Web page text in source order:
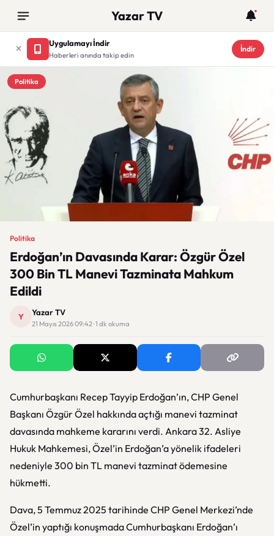
Yazar TV
Uygulamayı İndir
Haberleri anında takip edin
İndir
Politika
Politika
Erdoğan’ın Davasında Karar: Özgür Özel
300 Bin TL Manevi Tazminata Mahkum
Edildi
Y Yazar TV
21 Mayıs 2026 09:42 · 1 dk okuma
Cumhurbaşkanı Recep Tayyip Erdoğan’ın, CHP Genel
Başkanı Özgür Özel hakkında açtığı manevi tazminat
davasında mahkeme kararını verdi. Ankara 32. Asliye
Hukuk Mahkemesi, Özel’in Erdoğan’a yönelik ifadeleri
nedeniyle 300 bin TL manevi tazminat ödemesine
hükmetti.
Dava, 5 Temmuz 2025 tarihinde CHP Genel Merkezi’nde
Özel’in yaptığı konuşmada Cumhurbaşkanı Erdoğan’ı